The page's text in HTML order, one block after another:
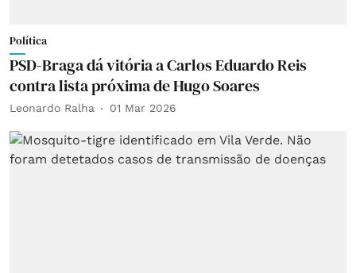
Política
PSD-Braga dá vitória a Carlos Eduardo Reis
contra lista próxima de Hugo Soares
Leonardo Ralha 01 Mar 2026